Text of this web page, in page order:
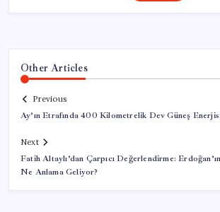
Other Articles
Previous
Ay’ın Etrafında 400 Kilometrelik Dev Güneş
Next
Fatih Altaylı’dan Çarpıcı Değerlendirme:
Ne Anlama Geliyor?